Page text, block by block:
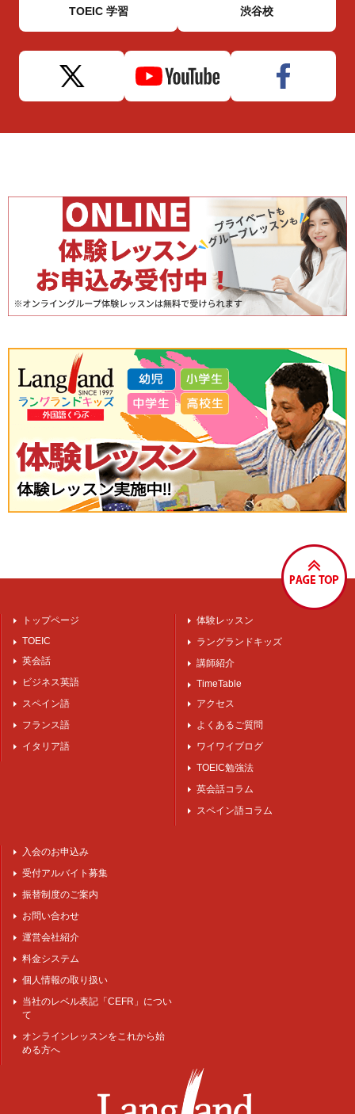
TOEIC 学習 渋谷校
トップページ
TOEIC
英会話
ビジネス英語
スペイン語
フランス語
イタリア語
体験レッスン
ラングランドキッズ
講師紹介
TimeTable
アクセス
よくあるご質問
ワイワイブログ
TOEIC勉強法
英会話コラム
スペイン語コラム
入会のお申込み
受付アルバイト募集
振替制度のご案内
お問い合わせ
運営会社紹介
料金システム
個人情報の取り扱い
当社のレベル表記「CEFR」につい
て
オンラインレッスンをこれから始
める方へ